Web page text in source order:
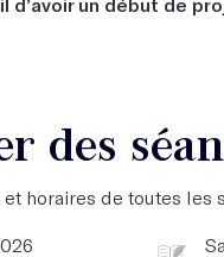
des
horaires de toutes les